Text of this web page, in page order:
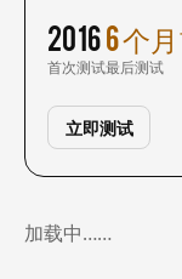
2016
首次测试
6 个
最后测试
立即测试
加载中……